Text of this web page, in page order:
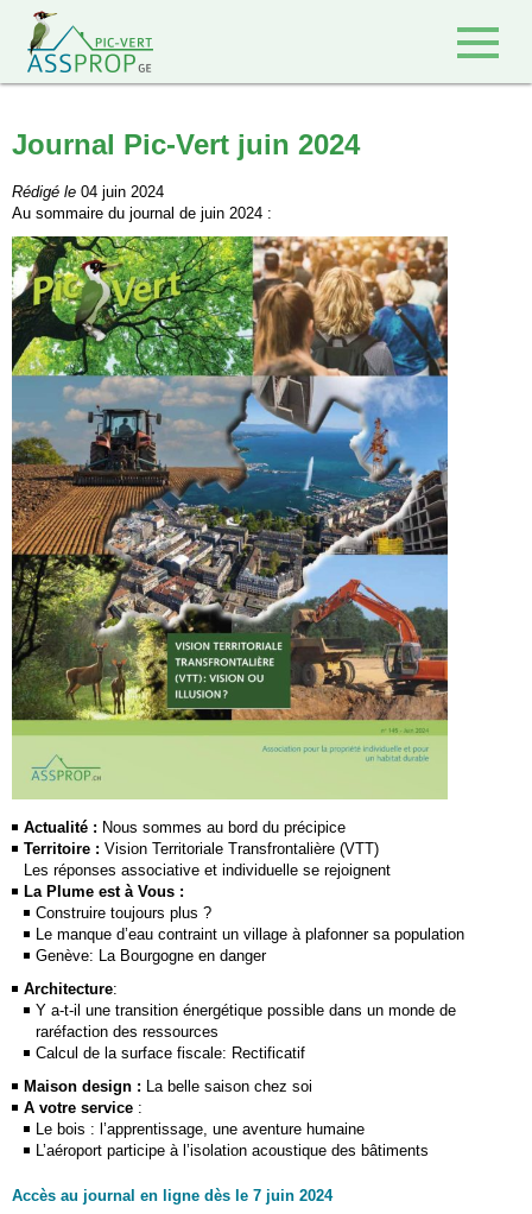
Journal Pic-Vert juin 2024
Rédigé le 04 juin 2024
Au sommaire du journal de juin 2024 :
Actualité : Nous sommes au bord du précipice
Territoire : Vision Territoriale Transfrontalière (VTT)
Les réponses associative et individuelle se rejoignent
La Plume est à Vous :
Construire toujours plus ?
Le manque d’eau contraint un village à plafonner sa population
Genève: La Bourgogne en danger
Architecture:
Y a-t-il une transition énergétique possible dans un monde de
raréfaction des ressources
Calcul de la surface fiscale: Rectificatif
Maison design : La belle saison chez soi
A votre service :
Le bois : l’apprentissage, une aventure humaine
L’aéroport participe à l’isolation acoustique des bâtiments
Accès au journal en ligne dès le 7 juin 2024